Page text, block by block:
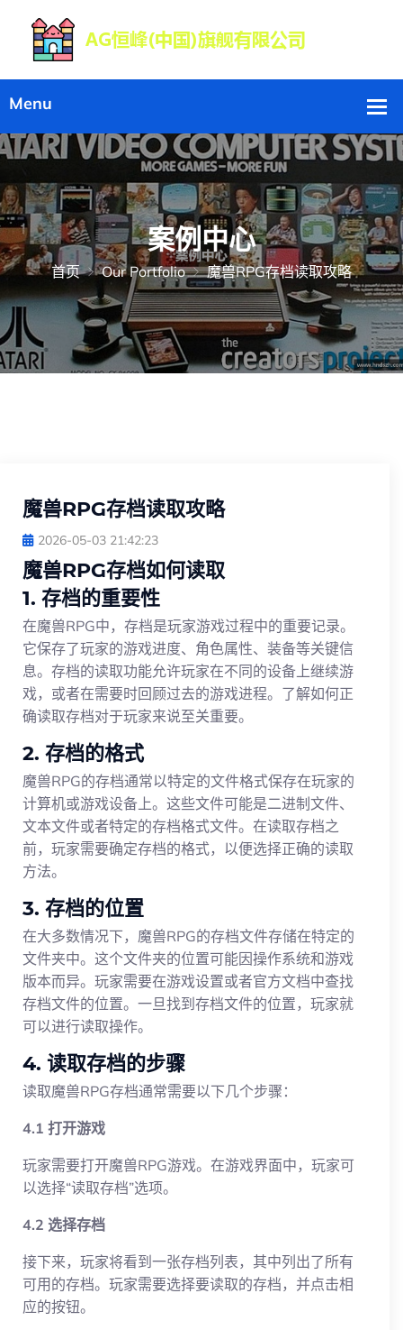
案例中心
首页 Our Portfolio 魔兽RPG存档读取攻略
魔兽RPG存档读取攻略
2026-05-03 21:42:23
魔兽RPG存档如何读取
1. 存档的重要性
在魔兽RPG中，存档是玩家游戏过程中的重要记录。
它保存了玩家的游戏进度、角色属性、装备等关键信
息。存档的读取功能允许玩家在不同的设备上继续游
戏，或者在需要时回顾过去的游戏进程。了解如何正
确读取存档对于玩家来说至关重要。
2. 存档的格式
魔兽RPG的存档通常以特定的文件格式保存在玩家的
计算机或游戏设备上。这些文件可能是二进制文件、
文本文件或者特定的存档格式文件。在读取存档之
前，玩家需要确定存档的格式，以便选择正确的读取
方法。
3. 存档的位置
在大多数情况下，魔兽RPG的存档文件存储在特定的
文件夹中。这个文件夹的位置可能因操作系统和游戏
版本而异。玩家需要在游戏设置或者官方文档中查找
存档文件的位置。一旦找到存档文件的位置，玩家就
可以进行读取操作。
4. 读取存档的步骤
读取魔兽RPG存档通常需要以下几个步骤：
4.1 打开游戏
玩家需要打开魔兽RPG游戏。在游戏界面中，玩家可
以选择“读取存档”选项。
4.2 选择存档
接下来，玩家将看到一张存档列表，其中列出了所有
可用的存档。玩家需要选择要读取的存档，并点击相
应的按钮。